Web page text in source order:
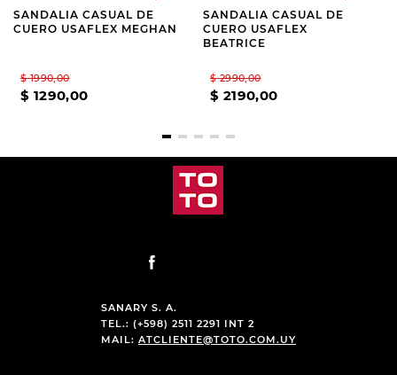
SANDALIA CASUAL DE
CUERO USAFLEX MEGHAN
$ 1990,00
$ 1290,00
SANDALIA CASUAL DE
CUERO USAFLEX
BEATRICE
$ 2990,00
$ 2190,00
SANARY S. A.
TEL.: (+598) 2511 2291 INT 2
MAIL: ATCLIENTE@TOTO.COM.UY